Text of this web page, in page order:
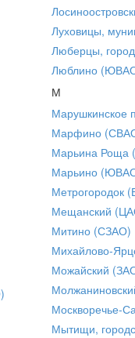
Луховицы,
Люберцы,
Люблино
М
Марушкинское
Марфино
Марьина Роща
Марьино
Метрогородок
Мещанский
Митино (СЗАО)
Михайлово-
Можайский
Москворечье-
Мытищи,